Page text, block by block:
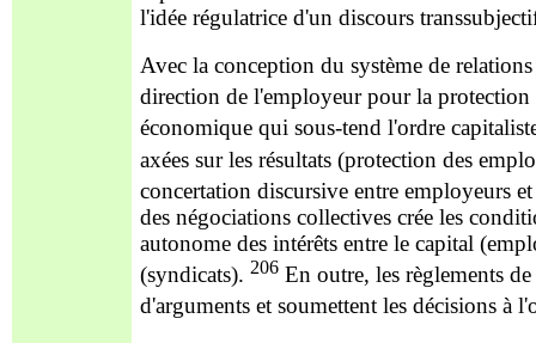
l'idée régulatrice d'un discours
Avec la conception du système de
direction de l'employeur pour la protection
économique qui sous-tend l'ordre
axées sur les résultats (protection des
concertation discursive entre employeurs
des négociations collectives crée les
autonome des intérêts entre le capital
(syndicats). 206 En outre, les règlements
d'arguments et soumettent les décisions à